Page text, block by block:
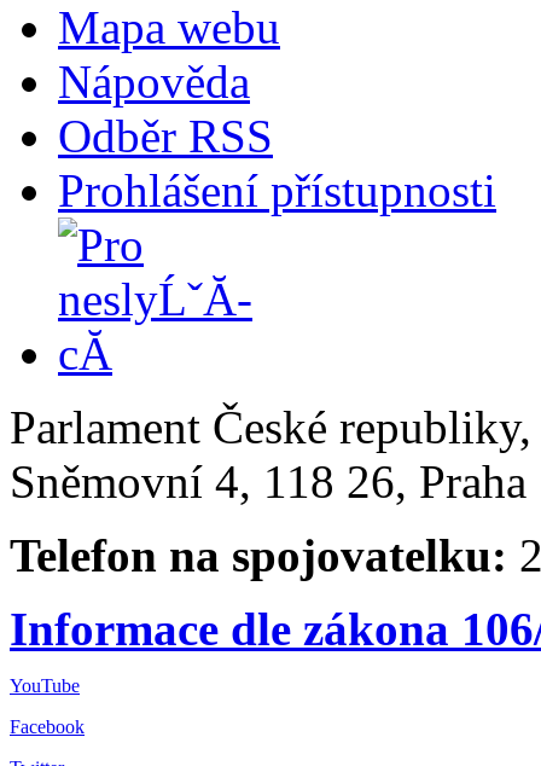
Mapa webu
Nápověda
Odběr RSS
Prohlášení přístupnosti
Parlament České
Sněmovní 4, 118 26,
Telefon na spojovatelku:
Informace dle zákona
YouTube
Facebook